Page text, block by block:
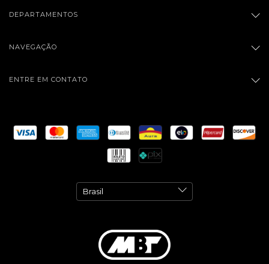
DEPARTAMENTOS
NAVEGAÇÃO
ENTRE EM CONTATO